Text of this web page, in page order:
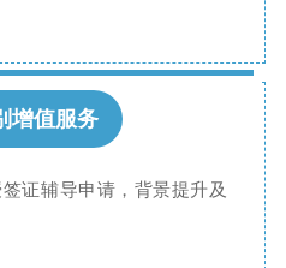
增值服务
证辅导申请，背景提升及